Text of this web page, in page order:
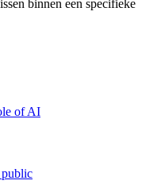
binnen een specifieke
of AI